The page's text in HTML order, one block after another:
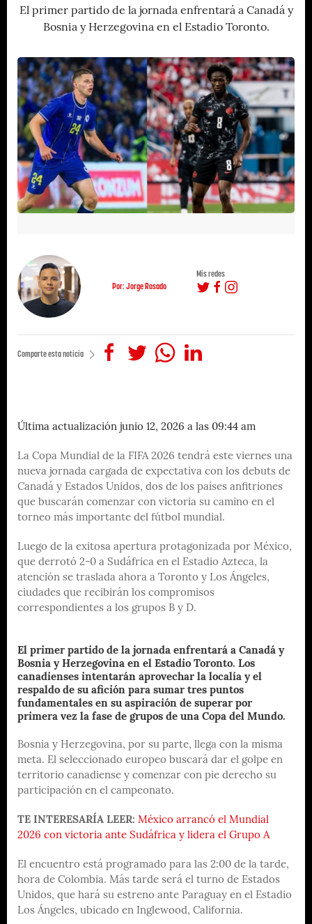
El primer partido de la jornada enfrentará a Canadá y
Bosnia y Herzegovina en el Estadio Toronto.
Por: Jorge Rosado
Mis redes
Comparte esta noticia
Última actualización junio 12, 2026 a las 09:44 am
La Copa Mundial de la FIFA 2026 tendrá este viernes una
nueva jornada cargada de expectativa con los debuts de
Canadá y Estados Unidos, dos de los países anfitriones
que buscarán comenzar con victoria su camino en el
torneo más importante del fútbol mundial.
Luego de la exitosa apertura protagonizada por México,
que derrotó 2-0 a Sudáfrica en el Estadio Azteca, la
atención se traslada ahora a Toronto y Los Ángeles,
ciudades que recibirán los compromisos
correspondientes a los grupos B y D.
El primer partido de la jornada enfrentará a Canadá y
Bosnia y Herzegovina en el Estadio Toronto. Los
canadienses intentarán aprovechar la localía y el
respaldo de su afición para sumar tres puntos
fundamentales en su aspiración de superar por
primera vez la fase de grupos de una Copa del Mundo.
Bosnia y Herzegovina, por su parte, llega con la misma
meta. El seleccionado europeo buscará dar el golpe en
territorio canadiense y comenzar con pie derecho su
participación en el campeonato.
TE INTERESARÍA LEER: México arrancó el Mundial
2026 con victoria ante Sudáfrica y lidera el Grupo A
El encuentro está programado para las 2:00 de la tarde,
hora de Colombia. Más tarde será el turno de Estados
Unidos, que hará su estreno ante Paraguay en el Estadio
Los Ángeles, ubicado en Inglewood, California.